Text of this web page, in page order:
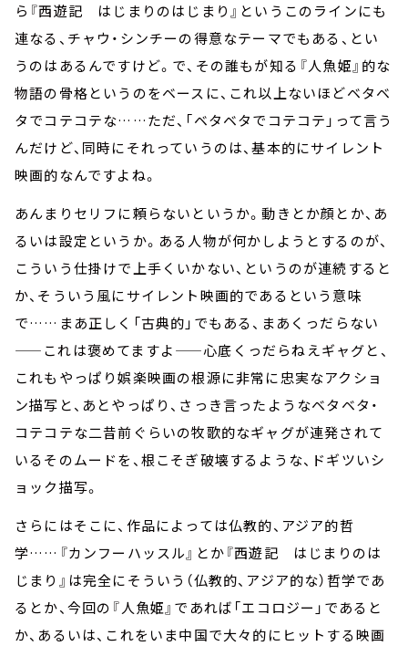
ら『西遊記 はじまりのはじまり』というこのラインにも
連なる、チャウ・シンチーの得意なテーマでもある、とい
うのはあるんですけど。で、その誰もが知る『人魚姫』的な
物語の骨格というのをベースに、これ以上ないほどベタベ
タでコテコテな……ただ、「ベタベタでコテコテ」って言う
んだけど、同時にそれっていうのは、基本的にサイレント
映画的なんですよね。
あんまりセリフに頼らないというか。動きとか顔とか、あ
るいは設定というか。ある人物が何かしようとするのが、
こういう仕掛けで上手くいかない、というのが連続すると
か、そういう風にサイレント映画的であるという意味
で……まあ正しく「古典的」でもある、まあくっだらない
——これは褒めてますよ——心底くっだらねえギャグと、
これもやっぱり娯楽映画の根源に非常に忠実なアクショ
ン描写と、あとやっぱり、さっき言ったようなベタベタ・
コテコテな二昔前ぐらいの牧歌的なギャグが連発されて
いるそのムードを、根こそぎ破壊するような、ドギツいシ
ョック描写。
さらにはそこに、作品によっては仏教的、アジア的哲
学……『カンフーハッスル』とか『西遊記 はじまりのは
じまり』は完全にそういう（仏教的、アジア的な）哲学であ
るとか、今回の『人魚姫』であれば「エコロジー」であると
か、あるいは、これをいま中国で大々的にヒットする映画